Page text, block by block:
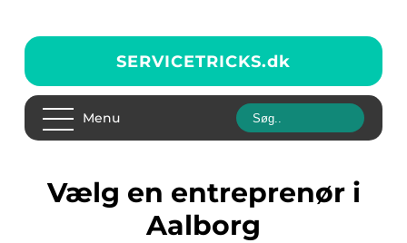
SERVICETRICKS.dk
Menu
Vælg en entreprenør i
Aalborg